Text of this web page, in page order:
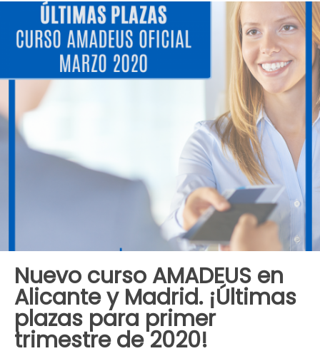
Nuevo curso AMADEUS en
Alicante y Madrid. ¡Últimas
plazas para primer
trimestre de 2020!